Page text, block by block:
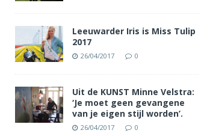
Leeuwarder Iris is Miss Tulip
2017
26/04/2017 0
Uit de KUNST Minne Velstra:
‘Je moet geen gevangene
van je eigen stijl worden’.
26/04/2017 0